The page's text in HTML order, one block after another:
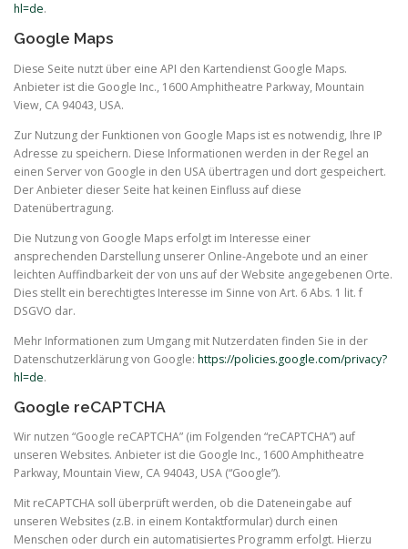
hl=de.
Google Maps
Diese Seite nutzt über eine API den Kartendienst Google Maps.
Anbieter ist die Google Inc., 1600 Amphitheatre Parkway, Mountain
View, CA 94043, USA.
Zur Nutzung der Funktionen von Google Maps ist es notwendig, Ihre IP
Adresse zu speichern. Diese Informationen werden in der Regel an
einen Server von Google in den USA übertragen und dort gespeichert.
Der Anbieter dieser Seite hat keinen Einfluss auf diese
Datenübertragung.
Die Nutzung von Google Maps erfolgt im Interesse einer
ansprechenden Darstellung unserer Online-Angebote und an einer
leichten Auffindbarkeit der von uns auf der Website angegebenen Orte.
Dies stellt ein berechtigtes Interesse im Sinne von Art. 6 Abs. 1 lit. f
DSGVO dar.
Mehr Informationen zum Umgang mit Nutzerdaten finden Sie in der
Datenschutzerklärung von Google: https://policies.google.com/privacy?
hl=de.
Google reCAPTCHA
Wir nutzen “Google reCAPTCHA” (im Folgenden “reCAPTCHA”) auf
unseren Websites. Anbieter ist die Google Inc., 1600 Amphitheatre
Parkway, Mountain View, CA 94043, USA (“Google”).
Mit reCAPTCHA soll überprüft werden, ob die Dateneingabe auf
unseren Websites (z.B. in einem Kontaktformular) durch einen
Menschen oder durch ein automatisiertes Programm erfolgt. Hierzu